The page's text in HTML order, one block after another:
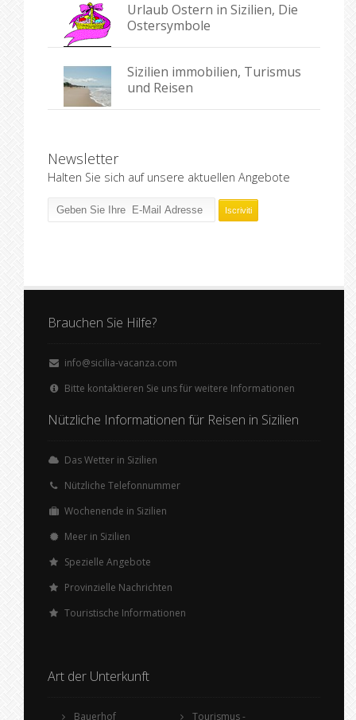
Urlaub Ostern in Sizilien, Die
Ostersymbole
Sizilien immobilien, Turismus
und Reisen
Newsletter
Halten Sie sich auf unsere aktuellen Angebote
Brauchen Sie Hilfe?
info@sicilia-vacanza.com
Bitte kontaktieren Sie uns für weitere Informationen
Nützliche Informationen für Reisen in Sizilien
Das Wetter in Sizilien
Nützliche Telefonnummer
Wochenende in Sizilien
Meer in Sizilien
Spezielle Angebote
Provinzielle Nachrichten
Touristische Informationen
Art der Unterkunft
Bauerhof Tourismus -